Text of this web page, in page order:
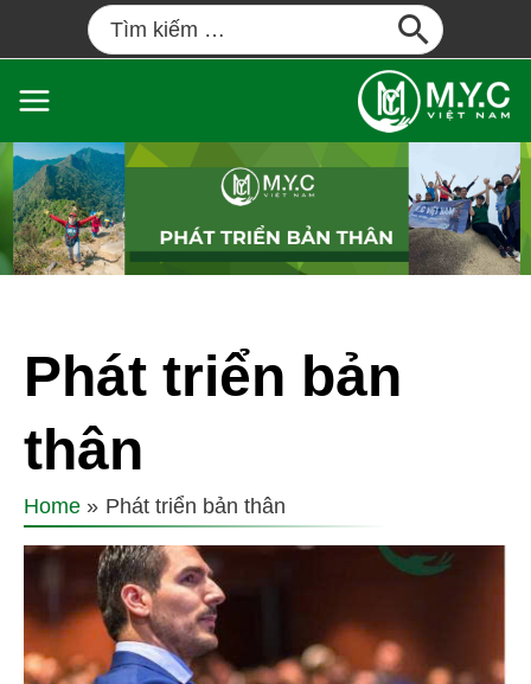
Phát triển bản
thân
Home Phát triển bản thân